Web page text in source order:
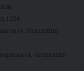
1224
(A. Graziottin)
(A. Graziottin)